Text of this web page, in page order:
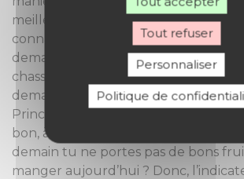
meilleur qu’aujourd’hui, à quoi te
connaître demain ? » Je continue sa
demain, tu ne deviens pas fraternel
chasses l’Esprit des frères, à quoi
demain tu ne deviens pas un
Prince de la paix, un collaborateur
bon, à quoi bon revendiquer que tu
demain tu ne portes pas de bons
manger aujourd’hui ? Donc,
Tout refuser
Personnaliser
Politique de